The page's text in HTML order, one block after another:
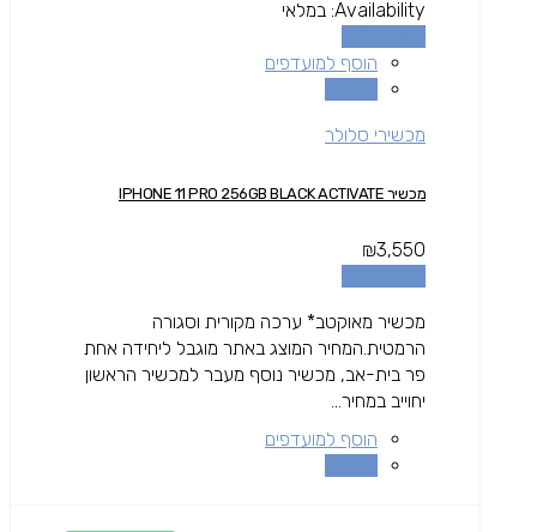
Availability: במלאי
הוסף למועדפים
מכשירי סלולר
מכשיר IPHONE 11 PRO 256GB BLACK ACTIVATE
₪3,550
מכשיר מאוקטב* ערכה מקורית וסגורה
הרמטית.המחיר המוצג באתר מוגבל ליחידה אחת
פר בית-אב, מכשיר נוסף מעבר למכשיר הראשון
יחוייב במחיר...
הוסף למועדפים